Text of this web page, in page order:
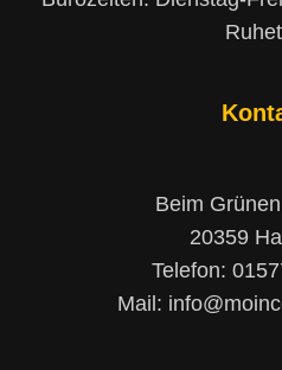
Beim
20359
Telefon:
Mail: